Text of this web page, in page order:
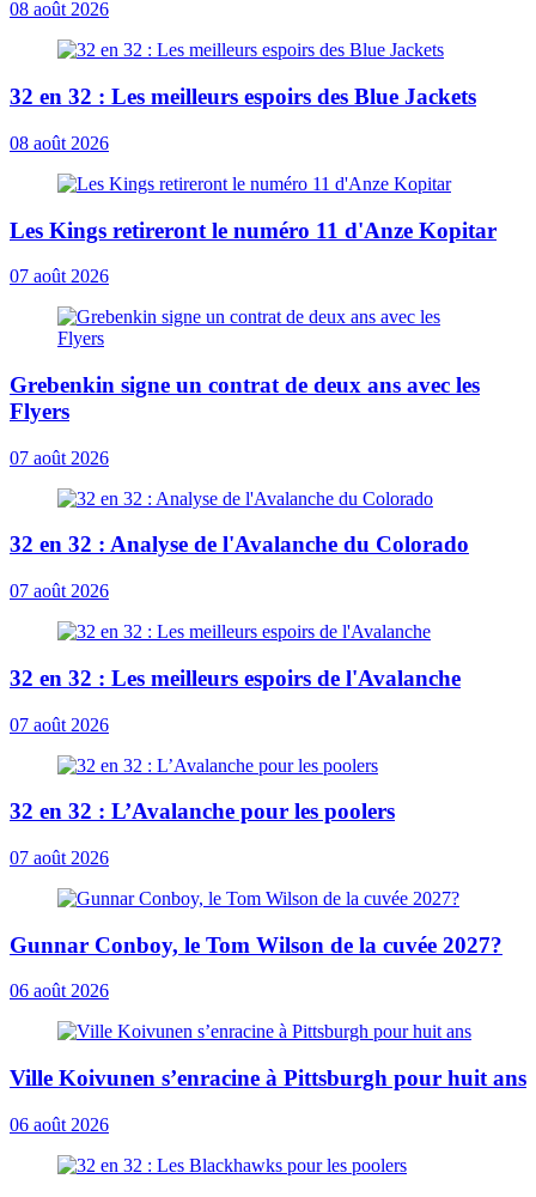
08 août 2026
32 en 32 : Les meilleurs espoirs des Blue Jackets
08 août 2026
Les Kings retireront le numéro 11 d'Anze Kopitar
07 août 2026
Grebenkin signe un contrat de deux ans avec les
Flyers
07 août 2026
32 en 32 : Analyse de l'Avalanche du Colorado
07 août 2026
32 en 32 : Les meilleurs espoirs de l'Avalanche
07 août 2026
32 en 32 : L’Avalanche pour les poolers
07 août 2026
Gunnar Conboy, le Tom Wilson de la cuvée 2027?
06 août 2026
Ville Koivunen s’enracine à Pittsburgh pour huit ans
06 août 2026